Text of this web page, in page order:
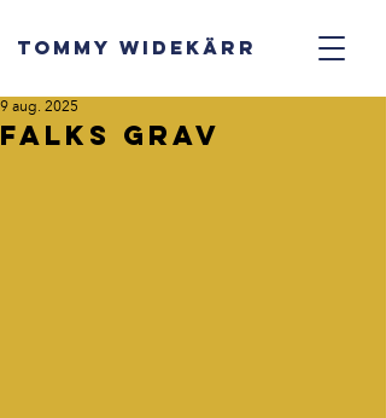
TOMMY WIDEKÄRR
Falks grav
9 aug. 2025